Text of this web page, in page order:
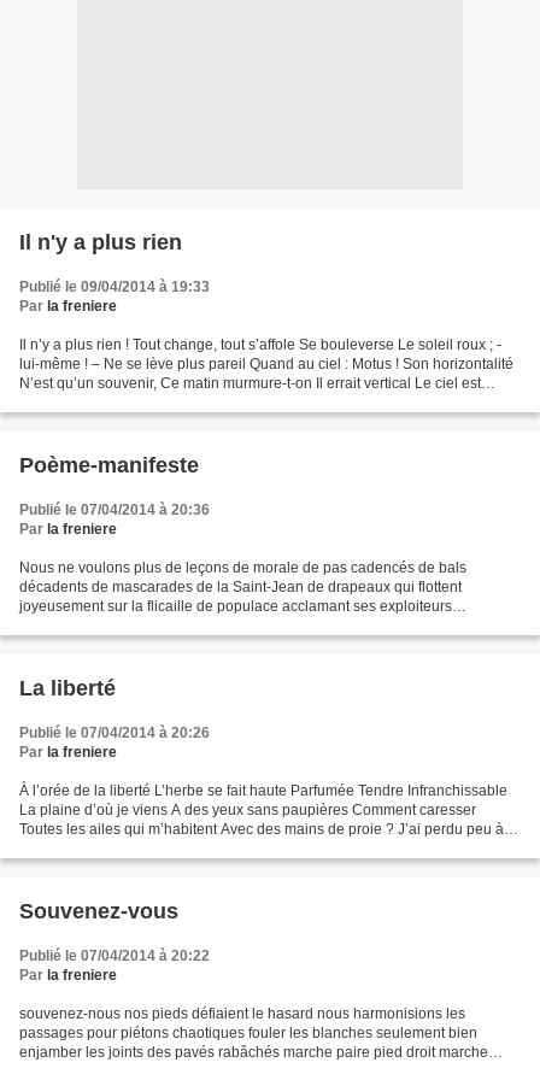
Il n'y a plus rien
Publié le 09/04/2014 à 19:33
Par la freniere
Il n’y a plus rien ! Tout change, tout s’affole Se bouleverse Le soleil roux ; -
lui-même ! – Ne se lève plus pareil Quand au ciel : Motus ! Son horizontalité
N’est qu’un souvenir, Ce matin murmure-t-on Il errait vertical Le ciel est
Poème-manifeste
Publié le 07/04/2014 à 20:36
Par la freniere
Nous ne voulons plus de leçons de morale de pas cadencés de bals
décadents de mascarades de la Saint-Jean de drapeaux qui flottent
joyeusement sur la flicaille de populace acclamant ses exploiteurs
La liberté
Publié le 07/04/2014 à 20:26
Par la freniere
À l’orée de la liberté L’herbe se fait haute Parfumée Tendre Infranchissable
La plaine d’où je viens A des yeux sans paupières Comment caresser
Toutes les ailes qui m’habitent Avec des mains de proie ? J’ai perdu peu à
Souvenez-vous
Publié le 07/04/2014 à 20:22
Par la freniere
souvenez-nous nos pieds défiaient le hasard nous harmonisions les
passages pour piétons chaotiques fouler les blanches seulement bien
enjamber les joints des pavés rabâchés marche paire pied droit marche